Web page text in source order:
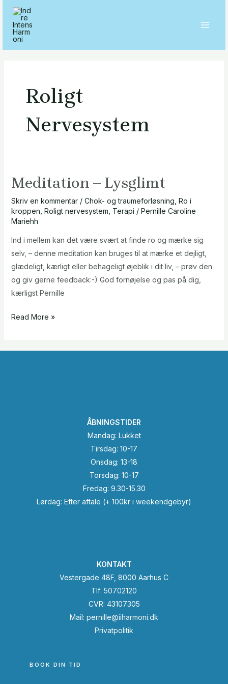
indholdet
Roligt
Nervesystem
Meditation – Lysglimt
Skriv en kommentar / Chok- og traumeforløsning Ro i
kroppen Roligt nervesystem Terapi / Pernille Caroline
Mariehh
Ind i mellem kan det være svært at finde ro og mærke sig
selv, – denne meditation kan bruges til at mærke et dejligt,
glædeligt, kærligt eller behageligt øjeblik i dit liv, – prøv den
og giv gerne feedback:-) God fornøjelse og pas på dig,
kærligst Pernille
Meditation
Lysglimt
Read More »
ÅBNINGSTIDER
Mandag: Lukket
Tirsdag: 10-17
Onsdag: 13-18
Torsdag: 10-17
Fredag: 9.30-15.30
Lørdag: Efter aftale (+ 100kr i weekendgebyr)
KONTAKT
Vestergade 48F, 8000 Aarhus C
Tlf: 50702120
CVR: 43107305
Mail: pernille@iiharmoni.dk
Privatpolitik
BOOK DIN TID